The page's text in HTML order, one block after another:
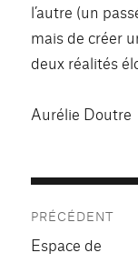
l’autre (un
mais de créer
deux réalités
Aurélie Doutre
de
PRÉCÉDENT
Publication
Espace de